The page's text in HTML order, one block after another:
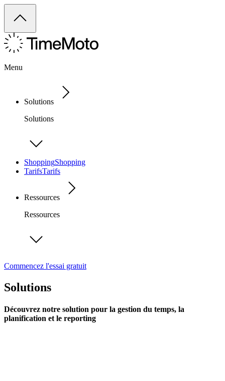
Menu
Solutions
Solutions
ShoppingShopping
TarifsTarifs
Ressources
Ressources
Commencez l'essai gratuit
Solutions
Découvrez notre solution pour la gestion du temps, la
planification et le reporting